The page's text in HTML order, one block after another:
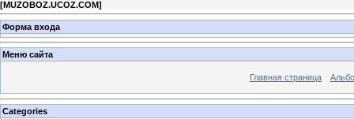
[MUZOBOZ.UCOZ.COM]
Форма входа
Меню сайта
Главная страница
Categories